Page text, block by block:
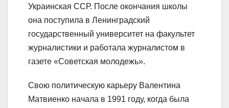
Украинская ССР. После окончания школы
она поступила в Ленинградский
государственный университет на факультет
журналистики и работала журналистом в
газете «Советская молодежь».
Свою политическую карьеру Валентина
Матвиенко начала в 1991 году, когда была